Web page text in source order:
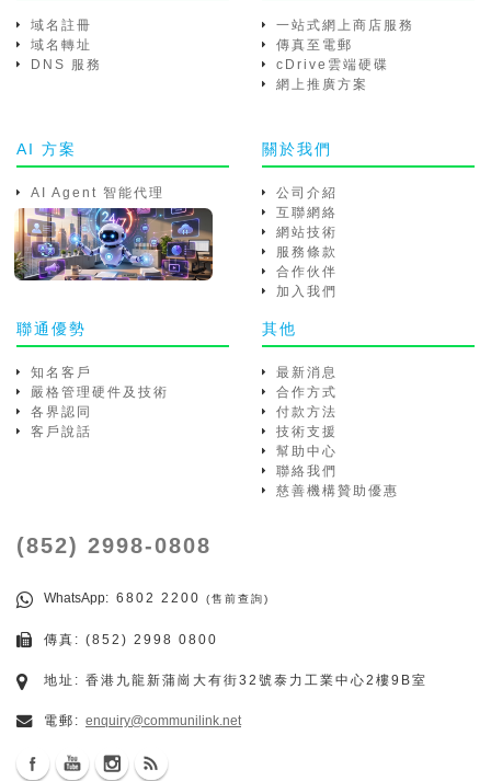
域名註冊
域名轉址
DNS 服務
一站式網上商店服務
傳真至電郵
cDrive雲端硬碟
網上推廣方案
AI 方案
AI Agent 智能代理
關於我們
公司介紹
互聯網絡
網站技術
服務條款
合作伙伴
加入我們
聯通優勢
知名客戶
嚴格管理硬件及技術
各界認同
客戶說話
其他
最新消息
合作方式
付款方法
技術支援
幫助中心
聯絡我們
慈善機構贊助優惠
(852) 2998-0808
WhatsApp: 6802 2200 (售前查詢)
傳真: (852) 2998 0800
地址: 香港九龍新蒲崗大有街32號泰力工業中心2樓9B室
電郵: enquiry@communilink.net